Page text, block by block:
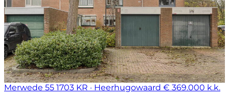
Merwede 55 1703 KR · Heerhugowaard € 369.000 k.k.